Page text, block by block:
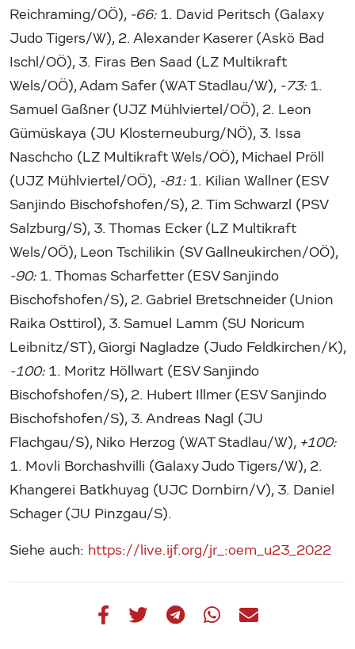
Reichraming/OÖ), -66:1. David Peritsch (Galaxy
Judo Tigers/W), 2. Alexander Kaserer (Askö Bad
Ischl/OÖ), 3. Firas Ben Saad (LZ Multikraft
Wels/OÖ), Adam Safer (WAT Stadlau/W), -73: 1.
Samuel Gaßner (UJZ Mühlviertel/OÖ), 2. Leon
Gümüskaya (JU Klosterneuburg/NÖ), 3. Issa
Naschcho (LZ Multikraft Wels/OÖ), Michael Pröll
(UJZ Mühlviertel/OÖ), -81: 1. Kilian Wallner (ESV
Sanjindo Bischofshofen/S), 2. Tim Schwarzl (PSV
Salzburg/S), 3. Thomas Ecker (LZ Multikraft
Wels/OÖ), Leon Tschilikin (SV Gallneukirchen/OÖ),
-90: 1. Thomas Scharfetter (ESV Sanjindo
Bischofshofen/S), 2. Gabriel Bretschneider (Union
Raika Osttirol), 3. Samuel Lamm (SU Noricum
Leibnitz/ST), Giorgi Nagladze (Judo Feldkirchen/K),
-100: 1. Moritz Höllwart (ESV Sanjindo
Bischofshofen/S), 2. Hubert Illmer (ESV Sanjindo
Bischofshofen/S), 3. Andreas Nagl (JU
Flachgau/S), Niko Herzog (WAT Stadlau/W), +100:
1. Movli Borchashvilli (Galaxy Judo Tigers/W), 2.
Khangerei Batkhuyag (UJC Dornbirn/V), 3. Daniel
Schager (JU Pinzgau/S).
Siehe auch: https://live.ijf.org/jr_:oem_u23_2022